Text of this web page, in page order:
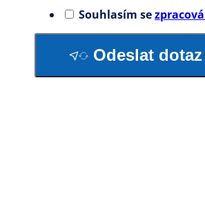
Souhlasím se
Odeslat dotaz